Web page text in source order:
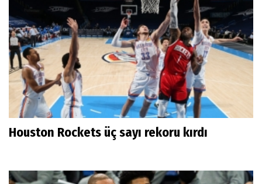
Houston Rockets üç sayı rekoru kırdı